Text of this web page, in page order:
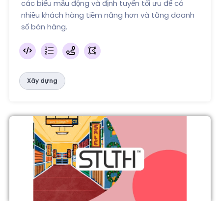
các biểu mẫu động và định tuyến tối ưu để có
nhiều khách hàng tiềm năng hơn và tăng doanh
số bán hàng.
Xây dựng